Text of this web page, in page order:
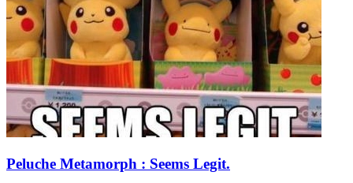
Peluche Metamorph : Seems Legit.